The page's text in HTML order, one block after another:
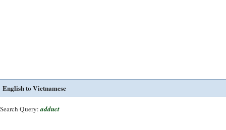
English to Vietnamese
Search Query: adduct